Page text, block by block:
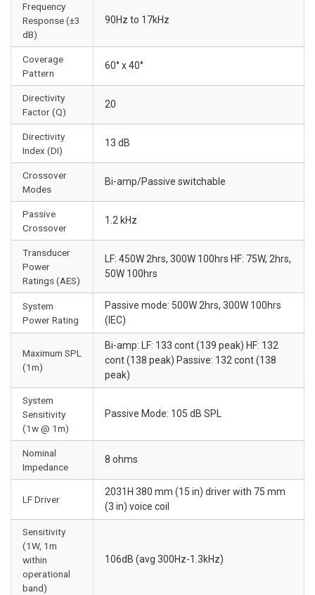
Frequency
Response (±3
dB)
90Hz to 17kHz
Coverage
Pattern
60° x 40°
Directivity
Factor (Q)
20
Directivity
Index (DI)
13 dB
Crossover
Modes
Bi-amp/Passive switchable
Passive
Crossover
1.2 kHz
Transducer
Power
Ratings (AES)
LF: 450W 2hrs, 300W 100hrs HF: 75W, 2hrs,
50W 100hrs
System
Power Rating
Passive mode: 500W 2hrs, 300W 100hrs
(IEC)
Maximum SPL
(1m)
Bi-amp: LF: 133 cont (139 peak) HF: 132
cont (138 peak) Passive: 132 cont (138
peak)
System
Sensitivity
(1w @ 1m)
Passive Mode: 105 dB SPL
Nominal
Impedance
8 ohms
LF Driver
2031H 380 mm (15 in) driver with 75 mm
(3 in) voice coil
Sensitivity
(1W, 1m
within
operational
band)
106dB (avg 300Hz-1.3kHz)